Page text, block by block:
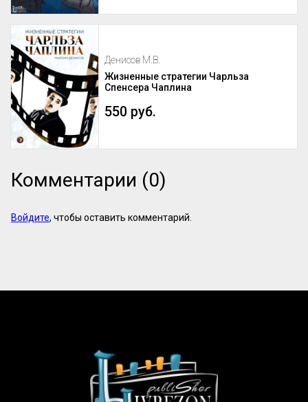
Денисов М.В.
Жизненные стратегии Чарльза
Спенсера Чаплина
550 руб.
Комментарии (0)
Войдите, чтобы оставить комментарий.